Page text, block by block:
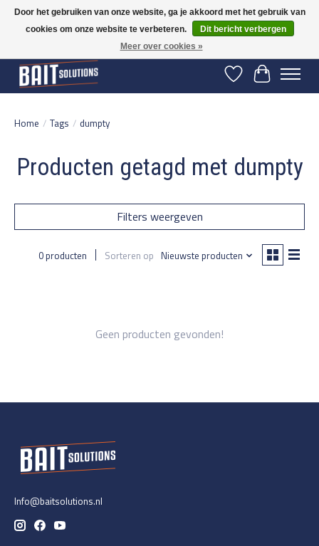
Gratis verzending vanaf 50 euro binnen NL | Op voorraad binnen 2-5 werkdagen
verzonden | België vanaf 70 euro gratis verzonden
Verlanglijst
Home / Tags / dumpty
Producten getagd met dumpty
Filters weergeven
0 producten Sorteren op Nieuwste producten
Geen producten gevonden!
Info@baitsolutions.nl
Door het gebruiken van onze website, ga je akkoord met het gebruik van
cookies om onze website te verbeteren.
Dit bericht verbergen
Meer over cookies »